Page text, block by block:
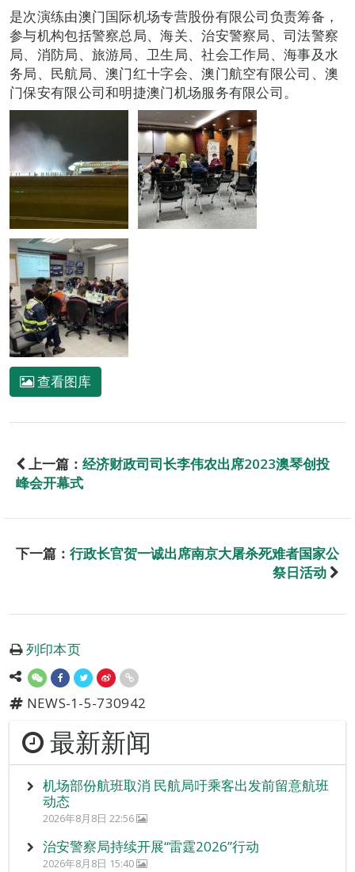
是次演练由澳门国际机场专营股份有限公司负责筹备，
参与机构包括警察总局、海关、治安警察局、司法警察
局、消防局、旅游局、卫生局、社会工作局、海事及水
务局、民航局、澳门红十字会、澳门航空有限公司、澳
门保安有限公司和明捷澳门机场服务有限公司。
查看图库
上一篇： 经济财政司司长李伟农出席2023澳琴创投
峰会开幕式
下一篇： 行政长官贺一诚出席南京大屠杀死难者国家公
祭日活动
列印本页
NEWS-1-5-730942
最新新闻
机场部份航班取消 民航局吁乘客出发前留意航班
动态
2026年8月8日 22:56
治安警察局持续开展“雷霆2026”行动
2026年8月8日 15:40